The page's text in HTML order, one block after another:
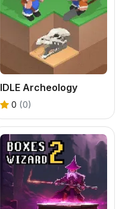
IDLE Archeology
0 (0)